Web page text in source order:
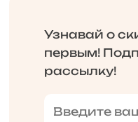
Узнавай о
первым!
рассылку!